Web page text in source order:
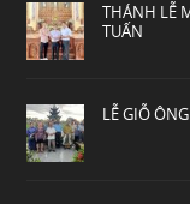
THÁNH LỄ
TUẤN
LỄ GIỖ